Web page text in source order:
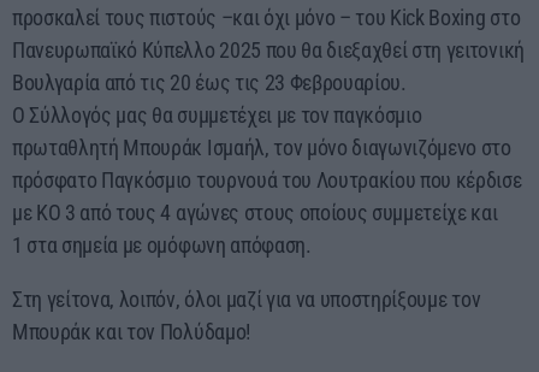
προσκαλεί τους πιστούς –και όχι μόνο – του Kick Boxing στο
Πανευρωπαϊκό Κύπελλο 2025 που θα διεξαχθεί στη γειτονική
Βουλγαρία από τις 20 έως τις 23 Φεβρουαρίου.
Ο Σύλλογός μας θα συμμετέχει με τον παγκόσμιο
πρωταθλητή Μπουράκ Ισμαήλ, τον μόνο διαγωνιζόμενο στο
πρόσφατο Παγκόσμιο τουρνουά του Λουτρακίου που κέρδισε
με ΚΟ 3 από τους 4 αγώνες στους οποίους συμμετείχε και
1 στα σημεία με ομόφωνη απόφαση.
Στη γείτονα, λοιπόν, όλοι μαζί για να υποστηρίξουμε τον
Μπουράκ και τον Πολύδαμο!